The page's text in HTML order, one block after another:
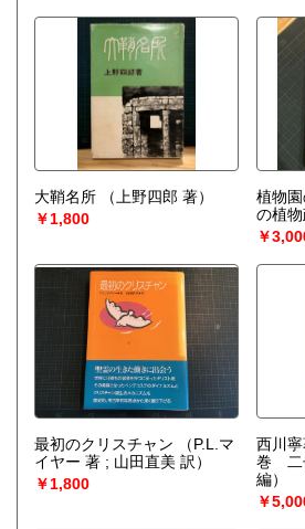
大鞘名所
（上野四郎 著）
￥1,800
植物
の植
￥
最初のクリスチャン
（P.L.マ
イヤー 著 ; 山田直美 訳）
￥1,800
西川
巻 二
編）
￥